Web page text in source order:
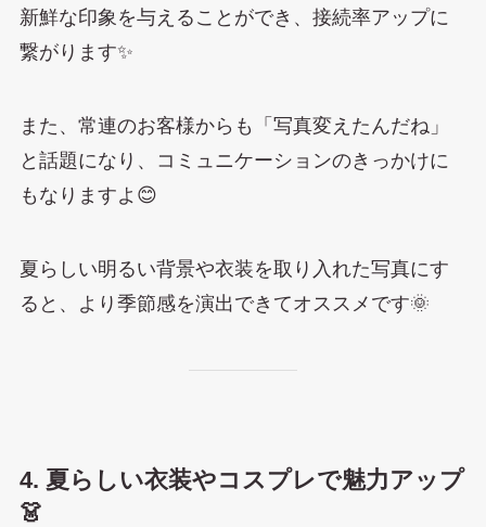
新鮮な印象を与えることができ、接続率アップに
繋がります✨
また、常連のお客様からも「写真変えたんだね」
と話題になり、コミュニケーションのきっかけに
もなりますよ😊
夏らしい明るい背景や衣装を取り入れた写真にす
ると、より季節感を演出できてオススメです🌞
4. 夏らしい衣装やコスプレで魅力アップ
👗